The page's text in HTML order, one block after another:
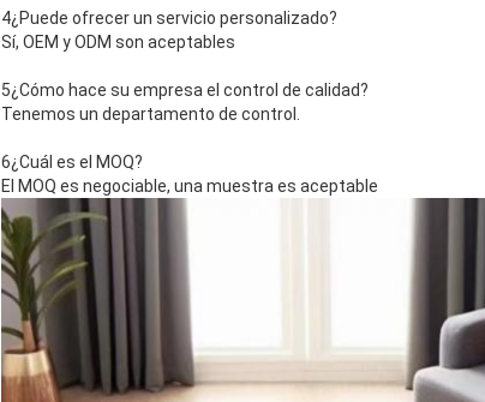
4¿Puede ofrecer un servicio personalizado?
Sí, OEM y ODM son aceptables
5¿Cómo hace su empresa el control de calidad?
Tenemos un departamento de control.
6¿Cuál es el MOQ?
El MOQ es negociable, una muestra es aceptable